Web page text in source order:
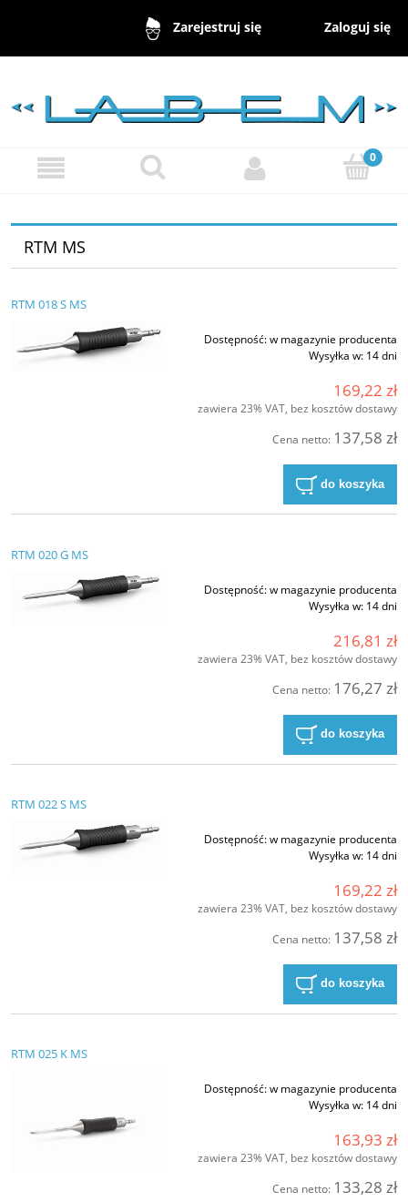
Zarejestruj się Zaloguj się
RTM MS
RTM 018 S MS
Dostępność:w magazynie producenta
Wysyłka w: 14 dni
169,22 zł
zawiera 23% VAT, bez kosztów dostawy
Cena netto: 137,58 zł
do koszyka
RTM 020 G MS
Dostępność:w magazynie producenta
Wysyłka w: 14 dni
216,81 zł
zawiera 23% VAT, bez kosztów dostawy
Cena netto: 176,27 zł
do koszyka
RTM 022 S MS
Dostępność:w magazynie producenta
Wysyłka w: 14 dni
169,22 zł
zawiera 23% VAT, bez kosztów dostawy
Cena netto: 137,58 zł
do koszyka
RTM 025 K MS
Dostępność:w magazynie producenta
Wysyłka w: 14 dni
163,93 zł
zawiera 23% VAT, bez kosztów dostawy
Cena netto: 133,28 zł